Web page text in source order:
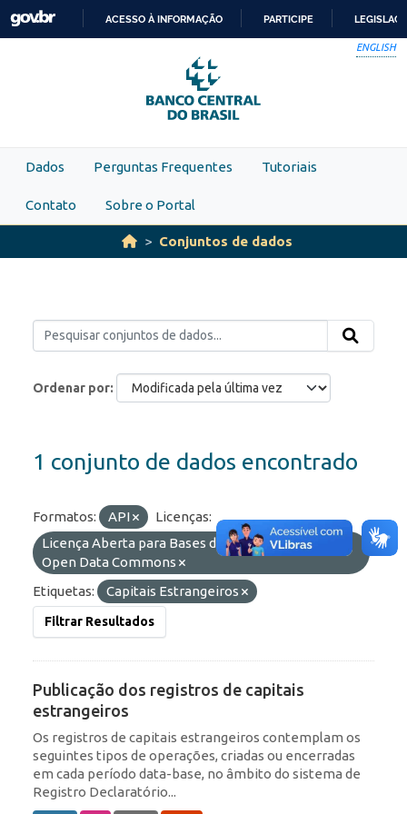
Skip to main content
PARA
O
CONTEÚDO
ACESSO À INFORMAÇÃO PARTICIPE
ENGLISH
Dados Perguntas Frequentes Tutoriais
Contato Sobre o Portal
Conjuntos de dados
Ordenar por
1 conjunto de dados encontrado
Formatos: API
Licenças:
Licença Aberta para Bases de Dados (ODbL) do
Open Data Commons
Etiquetas:
Capitais Estrangeiros
Filtrar Resultados
Publicação dos registros de capitais
estrangeiros
Os registros de capitais estrangeiros contemplam os
seguintes tipos de operações, criadas ou encerradas
em cada período data-base, no âmbito do sistema de
Registro Declaratório...